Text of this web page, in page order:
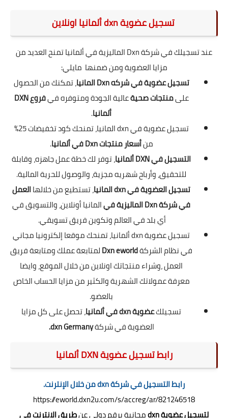
تسجيل عضوية dxn ألمانيا اونلاين
عند تسجيلك في شركة Dxn الماليزية في ألمانيا تمنح العديد من
مزايا العضوية ومن ضمنها مايلي:
تسجيل عضوية في شركه Dxn المانيا
، تمكنك من الحصول
علىمنتجات صحيةعالية الجودة ومتوفره في
فروع DXN
ألمانيا.
تسجيل عضوية في dxn المانيا، تمنحك كود تخفيضات 25%
منأسعار منتجات Dxn في ألمانيا
.
التسجيل في DXN ألمانيا
، توفر لك خطة عمل جاهزه، وقابلة
للتحقيق، وأرباح شهريه مجزية، والوصول للحرية المالية.
تسجيل العضوية في dxn المانيا
، تستطيع من خلالهاالعمل
في شركة Dxn
الماليزية فيالمانيا أونلاين، والتسويق في
أي بلد في العالم وتكوين فريق تسويقي.
تسجيل عضوية dxn ألمانيا، تمنحك موقعا إلكترونيا مجاني
في نظام الشركةDxn eworldلمتابعة عملك ومتابعة فريق
العمل ،وشراء منتجاتك اونلاين من خلال الموقع، وايضا
معرفة عمولاتك الشهرية والكثير من مزايا الحساب الخاص
بالعضو.
تسجيلكعضوية dxn في ألمانيا
، تحصل على كل مزايا
العضوية في شركةdxn Germany.
رابط تسجيل عضوية DXN ألمانيا
رابط التسجيل في شركة dxn من خلال الإنترنت.
https://eworld.dxn2u.com/s/accreg/ar/821246518
لتسجيل عضوية dxn
مجانية برقم دولي عنطريق الانترنت في